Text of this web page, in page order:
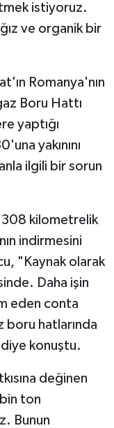
istiyoruz.
ve organik bir
Romanya'nın
Boru Hattı
yaptığı
yakınını
ilgili bir sorun
308 kilometrelik
indirmesini
"Kaynak olarak
Daha işin
eden conta
boru hatlarında
konuştu.
değinen
ton
Bunun